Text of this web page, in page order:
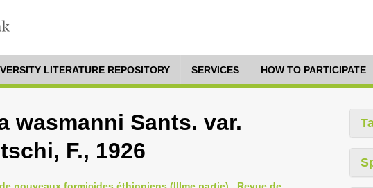
LITERATURE REPOSITORY SERVICES HOW TO PARTICIPATE
wasmanni Sants. var.
F., 1926